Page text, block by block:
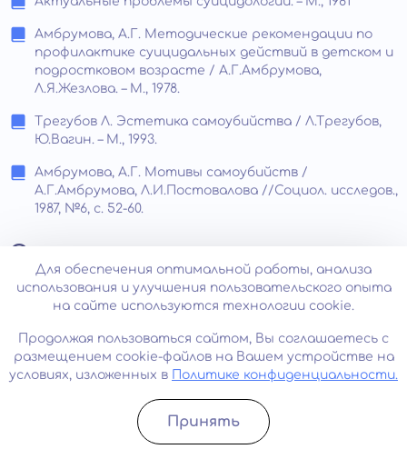
Амбрумова, А.Г. Методические рекомендации по
профилактике суицидальных действий в детском и
подростковом возрасте / А.Г.Амбрумова,
Л.Я.Жезлова. – М., 1978.
Трегубов Л. Эстетика самоубийства / Л.Трегубов,
Ю.Вагин. – М., 1993.
Амбрумова, А.Г. Мотивы самоубийств /
А.Г.Амбрумова, Л.И.Постовалова //Социол. исследов.,
1987, №6, с. 52-60.
Отзывы
Написать отзыв
Все отзывы
Андрей, 45 лет
Записатьcя
Для обеспечения оптимальной работы, анализа
использования и улучшения пользовательского опыта
на сайте используются технологии cookie.
Продолжая пользоваться сайтом, Вы соглашаетесь с
размещением cookie-файлов на Вашем устройстве на
условиях, изложенных в
Политике конфиденциальности.
Принять